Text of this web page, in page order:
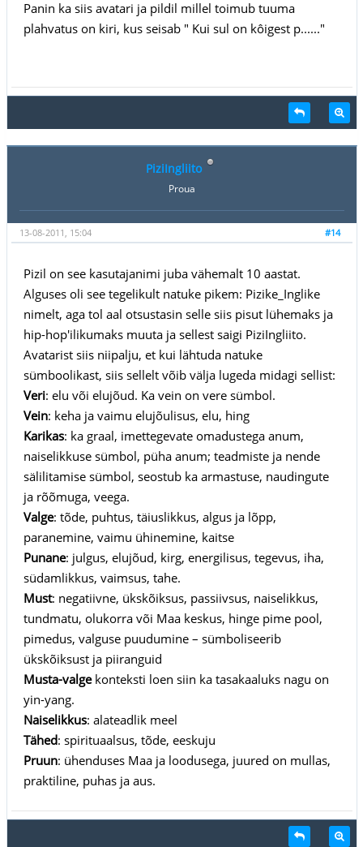
Panin ka siis avatari ja pildil millel toimub tuuma
plahvatus on kiri, kus seisab " Kui sul on kôigest p......"
PiziIngliito
Proua
#14
13-08-2011, 15:04
Pizil on see kasutajanimi juba vähemalt 10 aastat.
Alguses oli see tegelikult natuke pikem: Pizike_Inglike
nimelt, aga tol aal otsustasin selle siis pisut lühemaks ja
hip-hop'ilikumaks muuta ja sellest saigi PiziIngliito.
Avatarist siis niipalju, et kui lähtuda natuke
sümboolikast, siis sellelt võib välja lugeda midagi sellist:
Veri: elu või elujõud. Ka vein on vere sümbol.
Vein: keha ja vaimu elujõulisus, elu, hing
Karikas: ka graal, imettegevate omadustega anum,
naiselikkuse sümbol, püha anum; teadmiste ja nende
sälilitamise sümbol, seostub ka armastuse, naudingute
ja rõõmuga, veega.
Valge: tõde, puhtus, täiuslikkus, algus ja lõpp,
paranemine, vaimu ühinemine, kaitse
Punane: julgus, elujõud, kirg, energilisus, tegevus, iha,
südamlikkus, vaimsus, tahe.
Must: negatiivne, ükskõiksus, passiivsus, naiselikkus,
tundmatu, olukorra või Maa keskus, hinge pime pool,
pimedus, valguse puudumine – sümboliseerib
ükskõiksust ja piiranguid
Musta-valgekonteksti loen siin ka tasakaaluks nagu on
yin-yang.
Naiselikkus: alateadlik meel
Tähed: spirituaalsus, tõde, eeskuju
Pruun: ühenduses Maa ja loodusega, juured on mullas,
praktiline, puhas ja aus.